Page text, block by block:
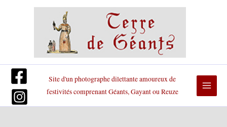
Site d'un photographe dilettante amoureux de
festivités comprenant Géants, Gayant ou Reuze